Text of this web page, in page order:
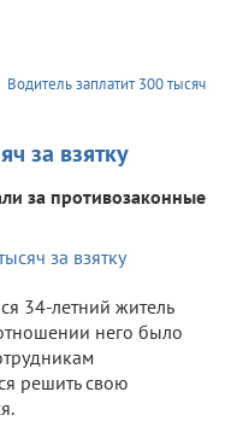
Водитель заплатит 300 тысяч
за взятку
за противозаконные
34-летний житель
него было
решить свою